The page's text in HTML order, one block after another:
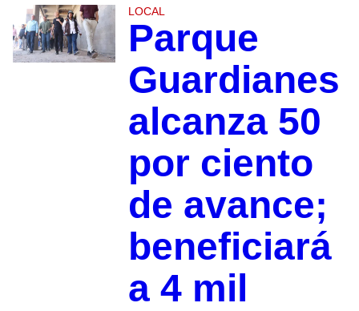
LOCAL
Parque
Guardianes
alcanza 50
por ciento
de avance;
beneficiará
a 4 mil